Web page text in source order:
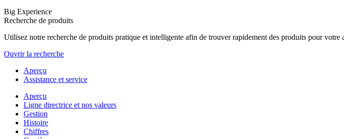
Big Experience
Recherche de produits
Utilisez notre recherche de produits pratique et intelligente afin de trouver rapidement des produits pour
Ouvrir la recherche
Aperçu
Assistance et service
Aperçu
Ligne directrice et nos valeurs
Gestion
Histoire
Chiffres